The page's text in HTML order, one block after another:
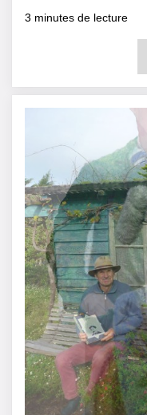
3 minutes de lecture